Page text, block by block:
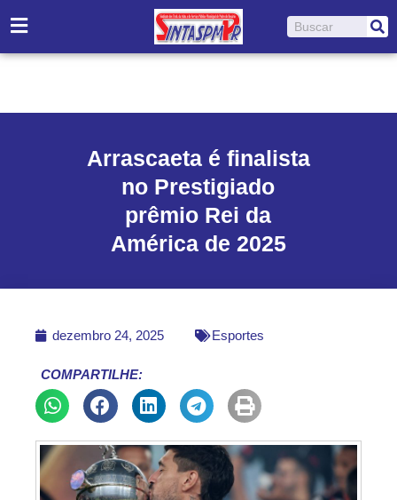
para
o
Pesquisar
Arrascaeta é finalista
no Prestigiado
prêmio Rei da
América de 2025
dezembro 24, 2025 Esportes
COMPARTILHE: